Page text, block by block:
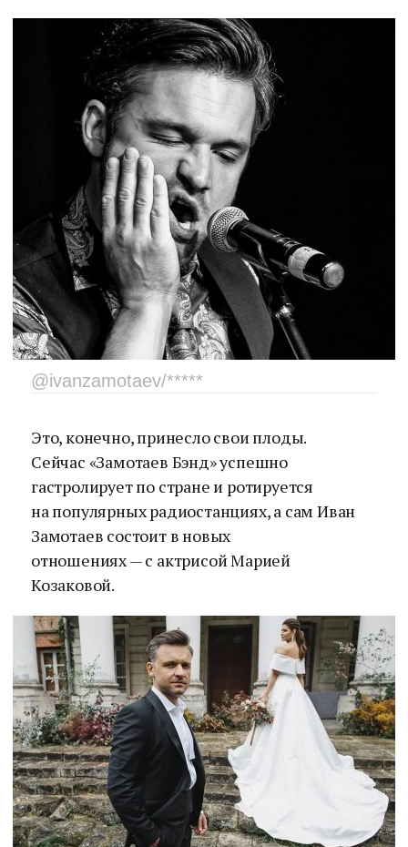
@ivanzamotaev/*****
Это, конечно, принесло свои плоды.
Сейчас «Замотаев Бэнд» успешно
гастролирует по стране и ротируется
на популярных радиостанциях, а сам Иван
Замотаев состоит в новых
отношениях — с актрисой Марией
Козаковой.